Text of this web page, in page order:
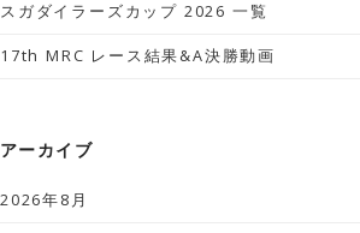
スガダイラーズカップ 2026 一覧
17th MRC レース結果&A決勝動画
アーカイブ
2026年8月